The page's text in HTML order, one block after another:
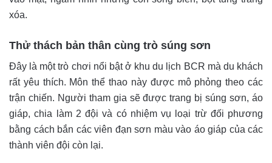
xóa.
Thử thách bản thân cùng trò súng sơn
Đây là một trò chơi nổi bật ở khu du lịch BCR mà du khách
rất yêu thích. Môn thể thao này được mô phỏng theo các
trận chiến. Người tham gia sẽ được trang bị súng sơn, áo
giáp, chia làm 2 đội và có nhiệm vụ loại trừ đối phương
bằng cách bắn các viên đạn sơn màu vào áo giáp của các
thành viên đội còn lại.